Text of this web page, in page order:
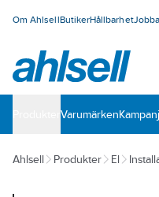
Om AhlsellButikerHållbarhet
Varumärken
Ahlsell Produkter El